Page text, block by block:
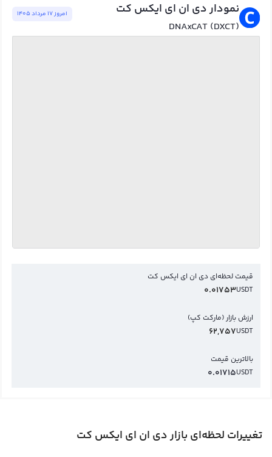
نمودار دی ان ای ایکس کت
DNAxCAT (DXCT)
امروز ١٧ مرداد ١٤٠٥
قیمت لحظه‌ای دی ان ای ایکس کت
USDT
0.01753
ارزش بازار (مارکت کپ)
USDT
62,757
بالاترین قیمت
USDT
0.01715
تغییرات لحظه‌ای بازار دی ان ای ایکس کت